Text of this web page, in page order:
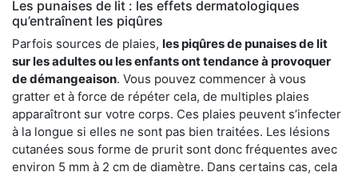
Les punaises de lit : les effets dermatologiques
qu’entraînent les piqûres
Parfois sources de plaies, les piqûres de punaises de lit
sur les adultes ou les enfants ont tendance à provoquer
de démangeaison. Vous pouvez commencer à vous
gratter et à force de répéter cela, de multiples plaies
apparaîtront sur votre corps. Ces plaies peuvent s’infecter
à la longue si elles ne sont pas bien traitées. Les lésions
cutanées sous forme de prurit sont donc fréquentes avec
environ 5 mm à 2 cm de diamètre. Dans certains cas, cela